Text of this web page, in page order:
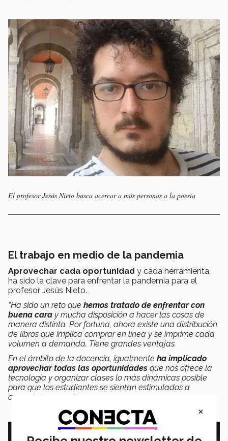
El profesor Jesús Nieto busca acercar a más personas a la poesía
El trabajo en medio de la pandemia
Aprovechar cada oportunidad y cada herramienta,
ha sido la clave para enfrentar la pandemia para el
profesor Jesús Nieto.
“Ha sido un reto que hemos tratado de enfrentar con
buena cara y mucha disposición a hacer las cosas de
manera distinta. Por fortuna, ahora existe una distribución
de libros que implica comprar en línea y se imprime cada
volumen a demanda. Tiene grandes ventajas.
En el ámbito de la docencia, igualmente ha implicado
aprovechar todas las oportunidades que nos ofrece la
tecnología y organizar clases lo más dinámicas posible
para que los estudiantes se sientan estimulados a
aprender”,
comentó.
×